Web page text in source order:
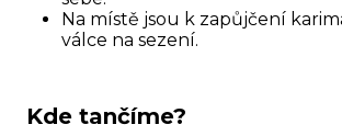
Na místě jsou k zapůjčení
válce na sezení.
Kde tančíme?